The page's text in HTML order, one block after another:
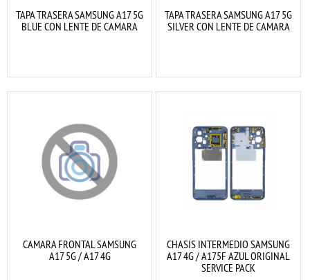
TAPA TRASERA SAMSUNG A17 5G
BLUE CON LENTE DE CAMARA
TAPA TRASERA SAMSUNG A17 5G
SILVER CON LENTE DE CAMARA
CAMARA FRONTAL SAMSUNG
A17 5G / A17 4G
CHASIS INTERMEDIO SAMSUNG
A17 4G / A175F AZUL ORIGINAL
SERVICE PACK